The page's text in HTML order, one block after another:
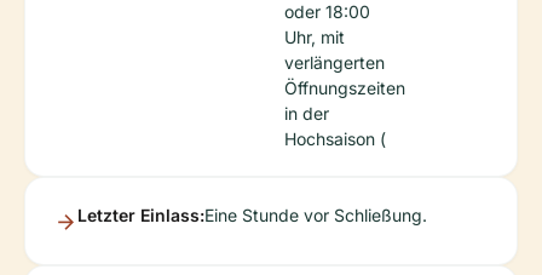
oder 18:00
Uhr, mit
verlängerten
Öffnungszeiten
in der
Hochsaison (
Letzter Einlass:Eine Stunde vor Schließung.